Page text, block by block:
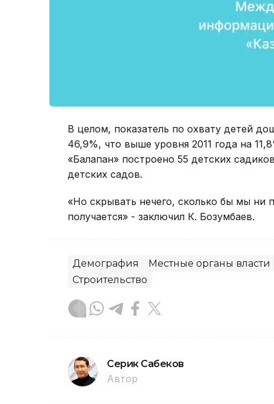
В целом, показатель по охвату детей
46,9%, что выше уровня 2011 года на
«Балапан» построено 55 детских
детских садов.
«Но скрывать нечего, сколько бы мы ни
получается» - заключил К. Бозумбаев.
Демография Местные органы власти
Строительство
Серик Сабеков
Автор